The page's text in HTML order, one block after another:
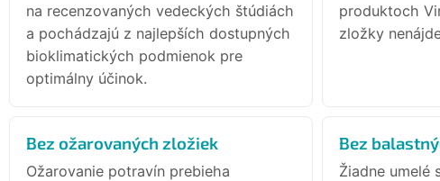
na recenzovaných vedeckých štúdiách
a pochádzajú z najlepších dostupných
bioklimatických podmienok pre
optimálny účinok.
produktoch
zložky
Bez ožarovaných zložiek
Ožarovanie potravín prebieha
Bez
Žiadne umelé